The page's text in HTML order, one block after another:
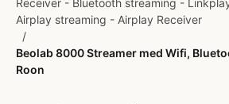
Receiver - Bluetooth streaming -
Airplay streaming - Airplay Receiver
/
Beolab 8000 Streamer med Wifi,
Roon